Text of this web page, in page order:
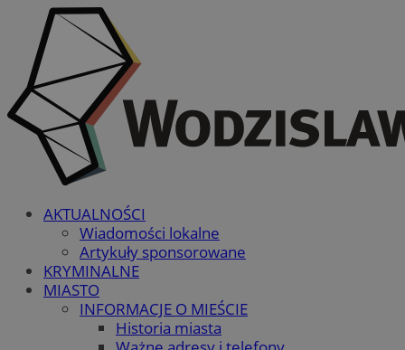
AKTUALNOŚCI
Wiadomości lokalne
Artykuły sponsorowane
KRYMINALNE
MIASTO
INFORMACJE O MIEŚCIE
Historia miasta